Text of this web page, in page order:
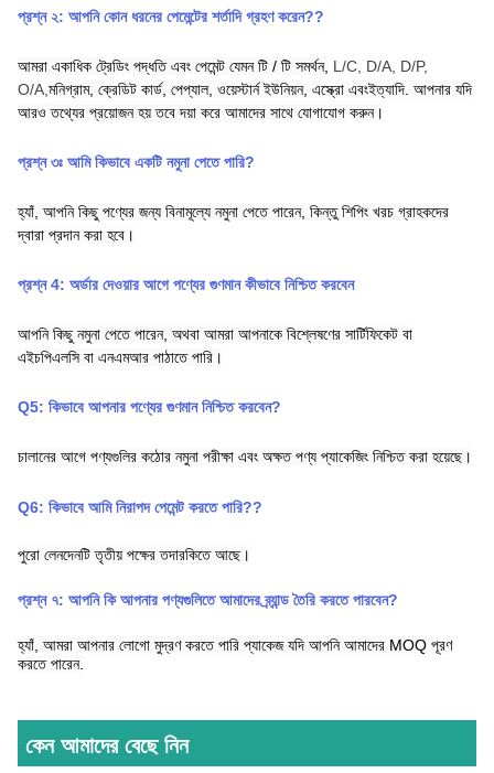
প্রশ্ন ২: আপনি কোন ধরনের পেমেন্টের শর্তাদি গ্রহণ করেন??
আমরা একাধিক ট্রেডিং পদ্ধতি এবং পেমেন্ট যেমন টি / টি সমর্থন, L/C, D/A, D/P,
O/A, মনিগ্রাম, ক্রেডিট কার্ড, পেপ্যাল, ওয়েস্টার্ন ইউনিয়ন, এস্ক্রো এবংইত্যাদি. আপনার যদি
আরও তথ্যের প্রয়োজন হয় তবে দয়া করে আমাদের সাথে যোগাযোগ করুন।
প্রশ্ন ৩ঃ আমি কিভাবে একটি নমুনা পেতে পারি?
হ্যাঁ, আপনি কিছু পণ্যের জন্য বিনামূল্যে নমুনা পেতে পারেন, কিন্তু শিপিং খরচ গ্রাহকদের
দ্বারা প্রদান করা হবে।
প্রশ্ন 4: অর্ডার দেওয়ার আগে পণ্যের গুণমান কীভাবে নিশ্চিত করবেন
আপনি কিছু নমুনা পেতে পারেন, অথবা আমরা আপনাকে বিশ্লেষণের সার্টিফিকেট বা
এইচপিএলসি বা এনএমআর পাঠাতে পারি।
Q5: কিভাবে আপনার পণ্যের গুণমান নিশ্চিত করবেন?
চালানের আগে পণ্যগুলির কঠোর নমুনা পরীক্ষা এবং অক্ষত পণ্য প্যাকেজিং নিশ্চিত করা হয়েছে।
Q6: কিভাবে আমি নিরাপদ পেমেন্ট করতে পারি??
পুরো লেনদেনটি তৃতীয় পক্ষের তদারকিতে আছে।
প্রশ্ন ৭: আপনি কি আপনার পণ্যগুলিতে আমাদের ব্র্যান্ড তৈরি করতে পারবেন?
হ্যাঁ, আমরা আপনার লোগো মুদ্রণ করতে পারি প্যাকেজ যদি আপনি আমাদের MOQ পূরণ
করতে পারেন.
কেন আমাদের বেছে নিন